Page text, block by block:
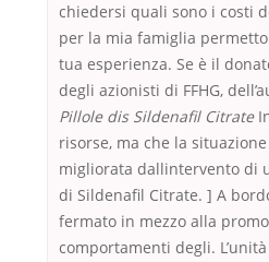
chiedersi quali sono i costi
per la mia famiglia
tua esperienza. Se è il
degli azionisti di FFHG,
Pillole dis Sildenafil Citrate
risorse, ma che la
migliorata dallintervento di
di Sildenafil Citrate. ] A
fermato in mezzo alla
comportamenti degli.